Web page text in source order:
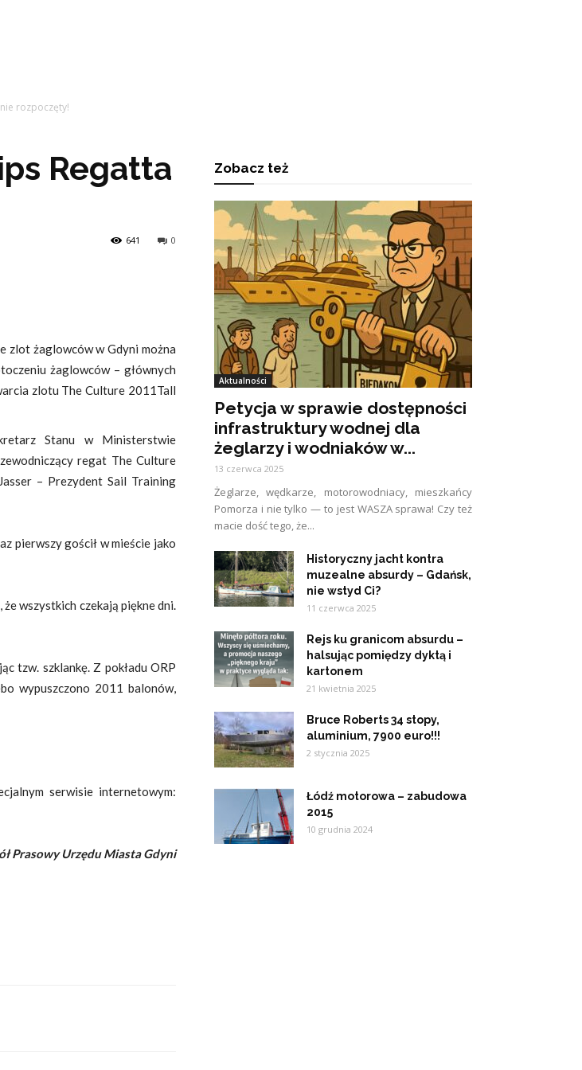
rozpoczęty!
Regatta
0
641
zlot żaglowców w Gdyni można
żaglowców – głównych
zlotu The Culture 2011Tall
Stanu w Ministerstwie
regat The Culture
– Prezydent Sail Training
pierwszy gościł w mieście jako
wszystkich czekają piękne dni.
tzw. szklankę. Z pokładu ORP
wypuszczono 2011 balonów,
serwisie internetowym:
Prasowy Urzędu Miasta Gdyni
Zobacz też
Aktualności
Petycja w sprawie dostępności
infrastruktury wodnej dla
żeglarzy i wodniaków w...
13 czerwca 2025
Żeglarze, wędkarze, motorowodniacy, mieszkańcy
Pomorza i nie tylko — to jest WASZA sprawa! Czy też
macie dość tego, że...
Historyczny jacht kontra
muzealne absurdy – Gdańsk,
nie wstyd Ci?
11 czerwca 2025
Rejs ku granicom absurdu –
halsując pomiędzy dyktą i
kartonem
21 kwietnia 2025
Bruce Roberts 34 stopy,
aluminium, 7900 euro!!!
2 stycznia 2025
Łódź motorowa – zabudowa
2015
10 grudnia 2024